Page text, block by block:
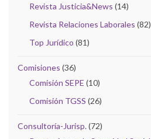
Revista Justicia&News (14)
Revista Relaciones Laborales (82)
Top Jurídico (81)
Comisiones (36)
Comisión SEPE (10)
Comisión TGSS (26)
Consultoría-Jurisp.(72)